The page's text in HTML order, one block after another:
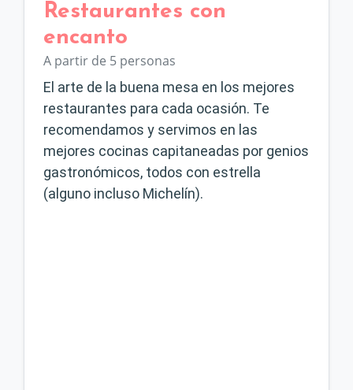
Restaurantes con
encanto
A partir de 5 personas
El arte de la buena mesa en los mejores
restaurantes para cada ocasión. Te
recomendamos y servimos en las
mejores cocinas capitaneadas por genios
gastronómicos, todos con estrella
(alguno incluso Michelín).